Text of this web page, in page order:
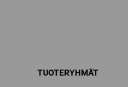
TUOTERYHMÄT